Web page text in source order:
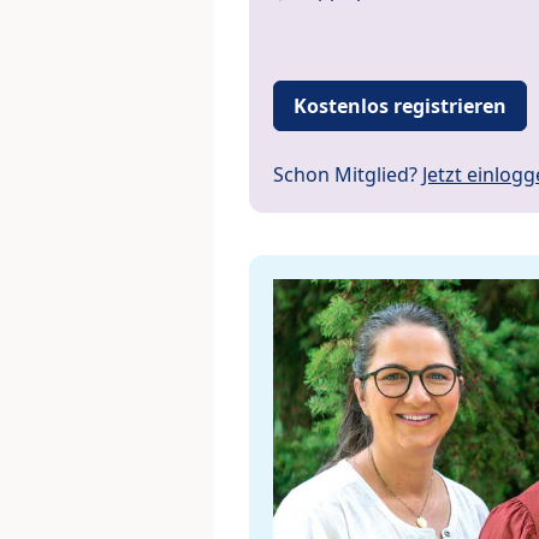
Kostenlos registrieren
Schon Mitglied? Jetzt